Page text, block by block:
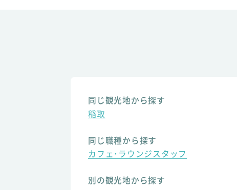
同じ観光地から探す
稲取
同じ職種から探す
カフェ･ラウンジスタッフ
別の観光地から探す